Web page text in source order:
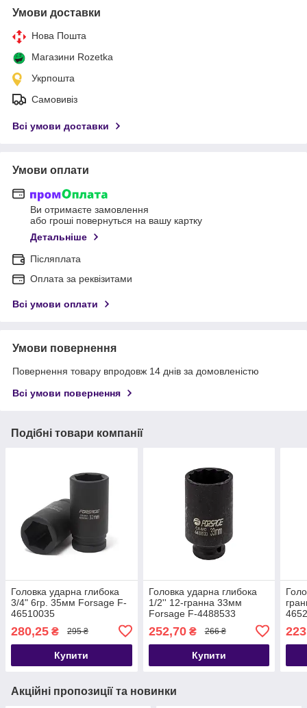
Умови доставки
Нова Пошта
Магазини Rozetka
Укрпошта
Самовивіз
Всі умови доставки
Умови оплати
Ви отримаєте замовлення
або гроші повернуться на вашу картку
Детальніше
Післяплата
Оплата за реквізитами
Всі умови оплати
Умови повернення
Повернення товару впродовж 14 днів за домовленістю
Всі умови повернення
Подібні товари компанії
Головка ударна глибока
3/4" 6гр. 35мм Forsage F-
46510035
280,25 ₴ 295 ₴
Купити
Головка ударна глибока
1/2'' 12-гранна 33мм
Forsage F-4488533
252,70₴ 266 ₴
Купити
Акційні пропозиції та новинки